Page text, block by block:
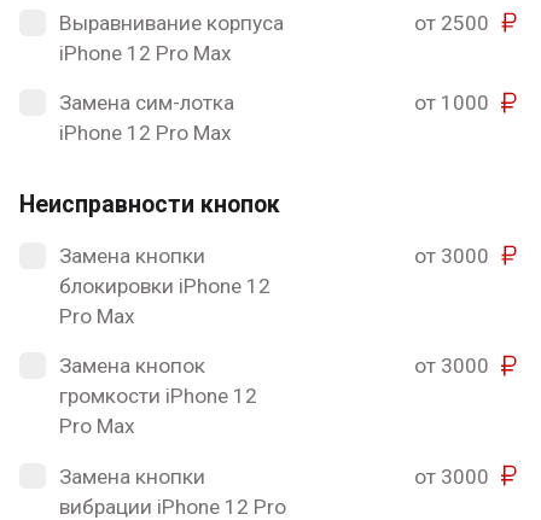
Выравнивание корпуса
iPhone 12 Pro Max
от 2500
Замена сим-лотка
iPhone 12 Pro Max
от 1000
Неисправности кнопок
Замена кнопки
блокировки iPhone 12
Pro Max
от 3000
Замена кнопок
громкости iPhone 12
Pro Max
от 3000
Замена кнопки
вибрации iPhone 12 Pro
от 3000